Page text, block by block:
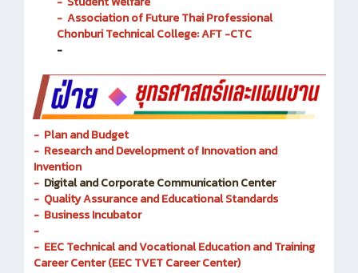
- Association of Future Thai Professional
Chonburi Technical College: AFT -CTC
-
- Plan and Budget
- Research and Development of Innovation and
Invention
- Digital and Corporate Communication Center
- Quality Assurance and Educational Standards
- Business Incubator
-
- EEC Technical and Vocational Education and Training
Career Center (EEC TVET Career Center)